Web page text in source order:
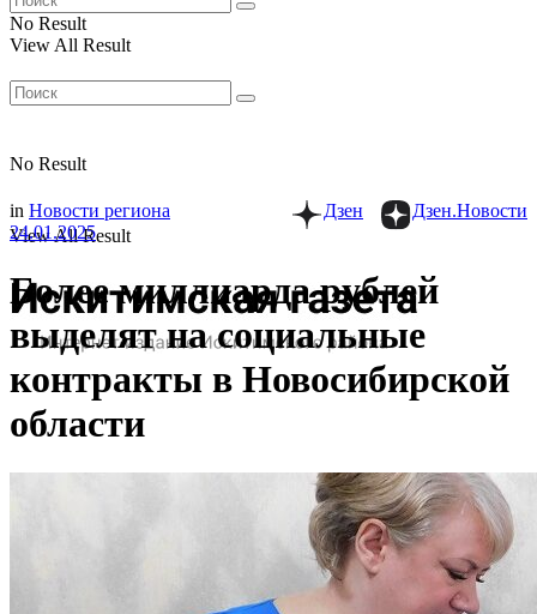
No Result
View All Result
No Result
View All Result
Дзен.Новости
Дзен
in Новости региона
24.01.2025
Более миллиарда рублей
выделят на социальные
контракты в Новосибирской
области